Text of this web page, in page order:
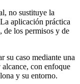
no sustituye la
aplicación práctica
de los permisos y de
su caso mediante una
con enfoque
y su entorno.